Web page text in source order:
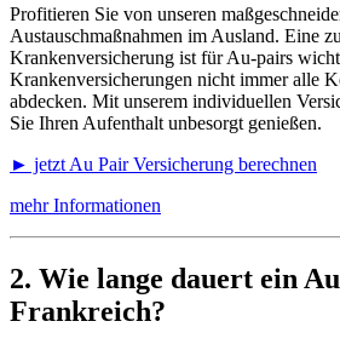
Profitieren Sie von unseren
Austauschmaßnahmen im Ausland. Eine
Krankenversicherung ist für Au-pairs
Krankenversicherungen nicht immer alle
abdecken. Mit unserem individuellen
Sie Ihren Aufenthalt unbesorgt genießen.
► jetzt Au Pair Versicherung berechnen
mehr Informationen
2. Wie lange dauert ein
Frankreich?